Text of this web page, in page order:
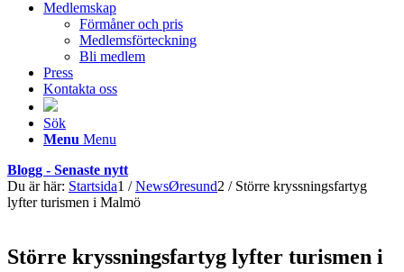
Medlemskap
Förmåner och pris
Medlemsförteckning
Bli medlem
Press
Kontakta oss
Sök
Menu Menu
Blogg - Senaste nytt
Du är här: Startsida1 / NewsØresund2 / Större kryssningsfartyg
lyfter turismen i Malmö
Större kryssningsfartyg lyfter turismen i